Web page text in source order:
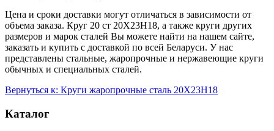
Цена и сроки доставки могут отличаться в зависимости от
объема заказа. Круг 20 ст 20Х23Н18, а также круги других
размеров и марок сталей Вы можете найти на нашем сайте,
заказать и купить с доставкой по всей Беларуси. У нас
представлены стальные, жаропрочные и нержавеющие круги
обычных и специальных сталей.
Вернуться к: Круги жаропрочные сталь 20Х23Н18
Каталог